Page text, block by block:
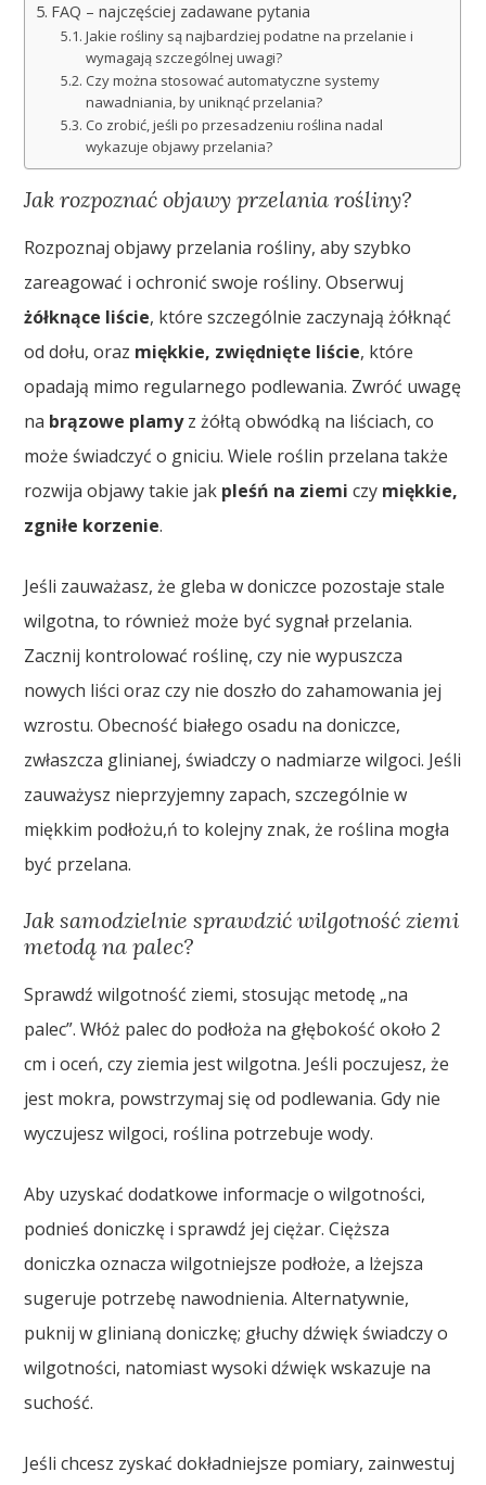
FAQ – najczęściej zadawane pytania
Jakie rośliny są najbardziej podatne na przelanie i
wymagają szczególnej uwagi?
Czy można stosować automatyczne systemy
nawadniania, by uniknąć przelania?
Co zrobić, jeśli po przesadzeniu roślina nadal
wykazuje objawy przelania?
Jak rozpoznać objawy przelania rośliny?
Rozpoznaj objawy przelania rośliny, aby szybko
zareagować i ochronić swoje rośliny. Obserwuj
żółknące liście, które szczególnie zaczynają żółknąć
od dołu, oraz miękkie, zwiędnięte liście, które
opadają mimo regularnego podlewania. Zwróć uwagę
na brązowe plamyz żółtą obwódką na liściach, co
może świadczyć o gniciu. Wiele roślin przelana także
rozwija objawy takie jak pleśń na ziemi czy miękkie,
zgniłe korzenie.
Jeśli zauważasz, że gleba w doniczce pozostaje stale
wilgotna, to również może być sygnał przelania.
Zacznij kontrolować roślinę, czy nie wypuszcza
nowych liści oraz czy nie doszło do zahamowania jej
wzrostu. Obecność białego osadu na doniczce,
zwłaszcza glinianej, świadczy o nadmiarze wilgoci. Jeśli
zauważysz nieprzyjemny zapach, szczególnie w
miękkim podłożu,ń to kolejny znak, że roślina mogła
być przelana.
Jak samodzielnie sprawdzić wilgotność ziemi
metodą na palec?
Sprawdź wilgotność ziemi, stosując metodę „na
palec”. Włóż palec do podłoża na głębokość około 2
cm i oceń, czy ziemia jest wilgotna. Jeśli poczujesz, że
jest mokra, powstrzymaj się od podlewania. Gdy nie
wyczujesz wilgoci, roślina potrzebuje wody.
Aby uzyskać dodatkowe informacje o wilgotności,
podnieś doniczkę i sprawdź jej ciężar. Cięższa
doniczka oznacza wilgotniejsze podłoże, a lżejsza
sugeruje potrzebę nawodnienia. Alternatywnie,
puknij w glinianą doniczkę; głuchy dźwięk świadczy o
wilgotności, natomiast wysoki dźwięk wskazuje na
suchość.
Jeśli chcesz zyskać dokładniejsze pomiary, zainwestuj